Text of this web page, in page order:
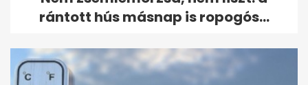
rántott hús másnap is ropogós...